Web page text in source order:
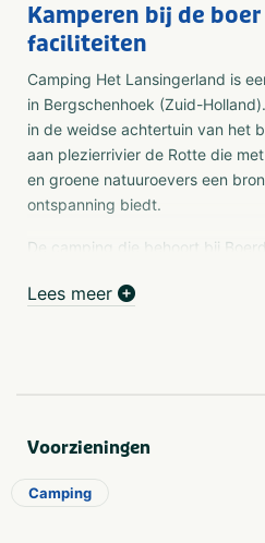
Kamperen bij de
faciliteiten
Camping Het Lansingerland is
in Bergschenhoek (Zuid-
in de weidse achtertuin van het
aan plezierrivier de Rotte die
en groene natuuroevers een
ontspanning biedt.
De camping die behoort bij
multifunctionele boerderij met
Ruime, nette douche- en
Ons terras met diverse
Lees meer
Voorzieningen
Camping